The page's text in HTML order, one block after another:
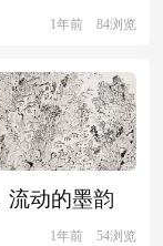
1年前 84浏览
流动的墨韵
1年前 54浏览